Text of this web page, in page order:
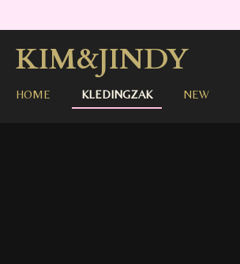
direct
naar
deKIM&JINDY
HOME KLEDINGZAK NEW